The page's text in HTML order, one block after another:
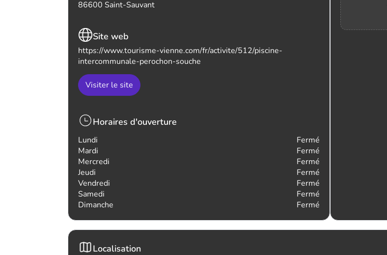
86600 Saint-Sauvant
Site web
https://www.tourisme-vienne.com/fr/activite/512/piscine-
intercommunale-perochon-souche
Visiter le site
Horaires d'ouverture
Lundi
Fermé
Mardi
Fermé
Mercredi
Fermé
Jeudi
Fermé
Vendredi
Fermé
Samedi
Fermé
Dimanche
Fermé
Localisation